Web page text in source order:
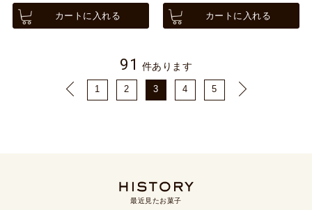
カートに入れる カートに入れる
91 件あります
1 2 3 4 5
最近見たお菓子